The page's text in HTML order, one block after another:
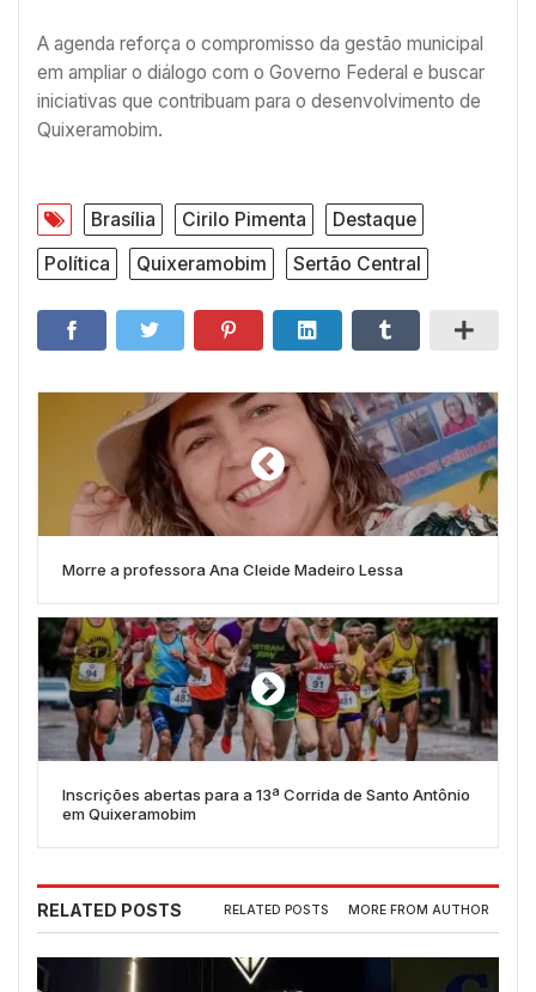
A agenda reforça o compromisso da gestão municipal
em ampliar o diálogo com o Governo Federal e buscar
iniciativas que contribuam para o desenvolvimento de
Quixeramobim.
Brasília Cirilo Pimenta
Destaque
Política
Quixeramobim Sertão Central
Morre a professora Ana Cleide Madeiro Lessa
Inscrições abertas para a 13ª Corrida de Santo Antônio
em Quixeramobim
RELATED POSTS RELATED POSTS MORE FROM AUTHOR